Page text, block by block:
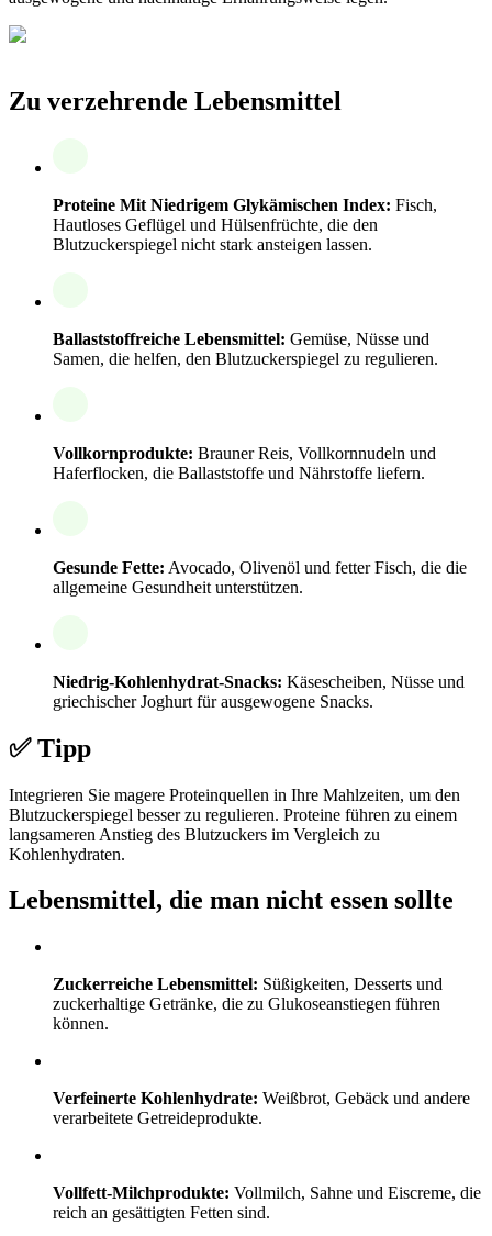
Zu verzehrende Lebensmittel
Proteine Mit Niedrigem Glykämischen Index: Fisch,
Hautloses Geflügel und Hülsenfrüchte, die den
Blutzuckerspiegel nicht stark ansteigen lassen.
Ballaststoffreiche Lebensmittel: Gemüse, Nüsse und
Samen, die helfen, den Blutzuckerspiegel zu regulieren.
Vollkornprodukte: Brauner Reis, Vollkornnudeln und
Haferflocken, die Ballaststoffe und Nährstoffe liefern.
Gesunde Fette: Avocado, Olivenöl und fetter Fisch, die die
allgemeine Gesundheit unterstützen.
Niedrig-Kohlenhydrat-Snacks: Käsescheiben, Nüsse und
griechischer Joghurt für ausgewogene Snacks.
✅ Tipp
Integrieren Sie magere Proteinquellen in Ihre Mahlzeiten, um den
Blutzuckerspiegel besser zu regulieren. Proteine führen zu einem
langsameren Anstieg des Blutzuckers im Vergleich zu
Kohlenhydraten.
Lebensmittel, die man nicht essen sollte
Zuckerreiche Lebensmittel: Süßigkeiten, Desserts und
zuckerhaltige Getränke, die zu Glukoseanstiegen führen
können.
Verfeinerte Kohlenhydrate: Weißbrot, Gebäck und andere
verarbeitete Getreideprodukte.
Vollfett-Milchprodukte: Vollmilch, Sahne und Eiscreme, die
reich an gesättigten Fetten sind.